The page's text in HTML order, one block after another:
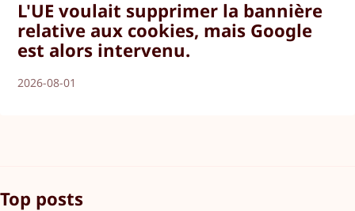
L'UE voulait supprimer la bannière
relative aux cookies, mais Google
est alors intervenu.
2026-08-01
Top posts